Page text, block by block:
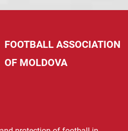
FOOTBALL ASSOCIATION
OF MOLDOVA